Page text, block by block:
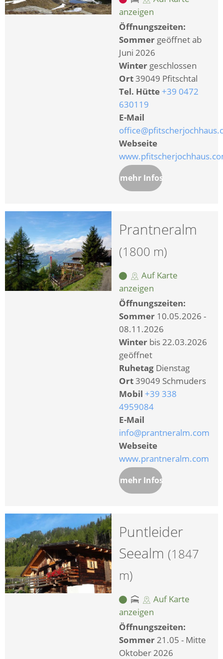
anzeigen
Öffnungszeiten:
Sommer geöffnet ab
Juni 2026
Winter geschlossen
Ort39049 Pfitschtal
Tel. Hütte +39 0472
630119
E-Mail
Webseite
mehr Infos
Prantneralm
(1800 m)
Auf Karte
anzeigen
Öffnungszeiten:
Sommer 10.05.2026 -
08.11.2026
Winter bis 22.03.2026
geöffnet
Ruhetag Dienstag
Ort39049 Schmuders
Mobil +39 338
4959084
E-Mail
info@prantneralm.com
Webseite
www.prantneralm.com
mehr Infos
Puntleider
Seealm (1847
m)
Auf Karte
anzeigen
Öffnungszeiten:
Sommer21.05 - Mitte
Oktober 2026